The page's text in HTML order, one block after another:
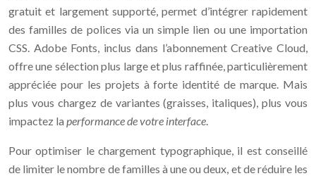
gratuit et largement supporté, permet d’intégrer rapidement
des familles de polices via un simple lien ou une importation
CSS. Adobe Fonts, inclus dans l’abonnement Creative Cloud,
offre une sélection plus large et plus raffinée, particulièrement
appréciée pour les projets à forte identité de marque. Mais
plus vous chargez de variantes (graisses, italiques), plus vous
impactez la performance de votre interface.
Pour optimiser le chargement typographique, il est conseillé
de limiter le nombre de familles à une ou deux, et de réduire les